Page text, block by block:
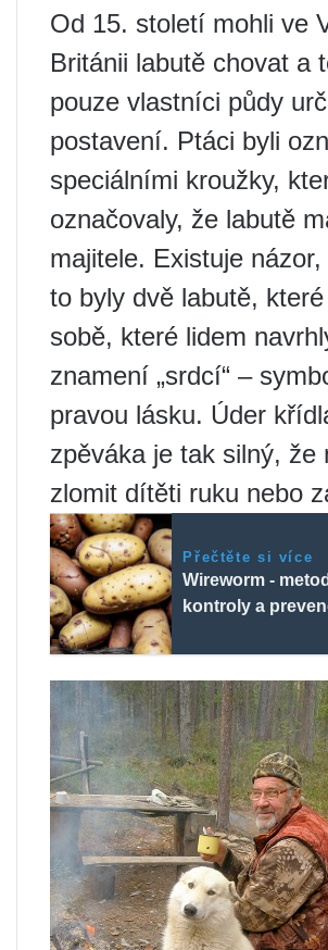
Od 15. století mohli ve
Británii labutě chovat a
pouze vlastníci půdy
postavení. Ptáci byli
speciálními kroužky,
označovaly, že labutě
majitele. Existuje
to byly dvě labutě,
sobě, které lidem
znamení „srdcí“ –
pravou lásku. Úder
zpěváka je tak silný, že
zlomit dítěti ruku nebo
Přečtěte si více
Wireworm -
kontroly a